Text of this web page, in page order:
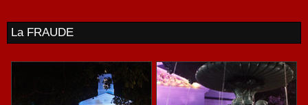
La FRAUDE